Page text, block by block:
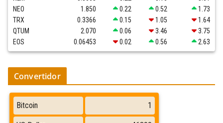
NEO
1.850 0.22 0.52
1.73
TRX
0.3366 0.15 1.05
1.64
QTUM
2.070 0.06 3.46
3.75
EOS
0.06453 0.02 0.56 2.63
Convertidor